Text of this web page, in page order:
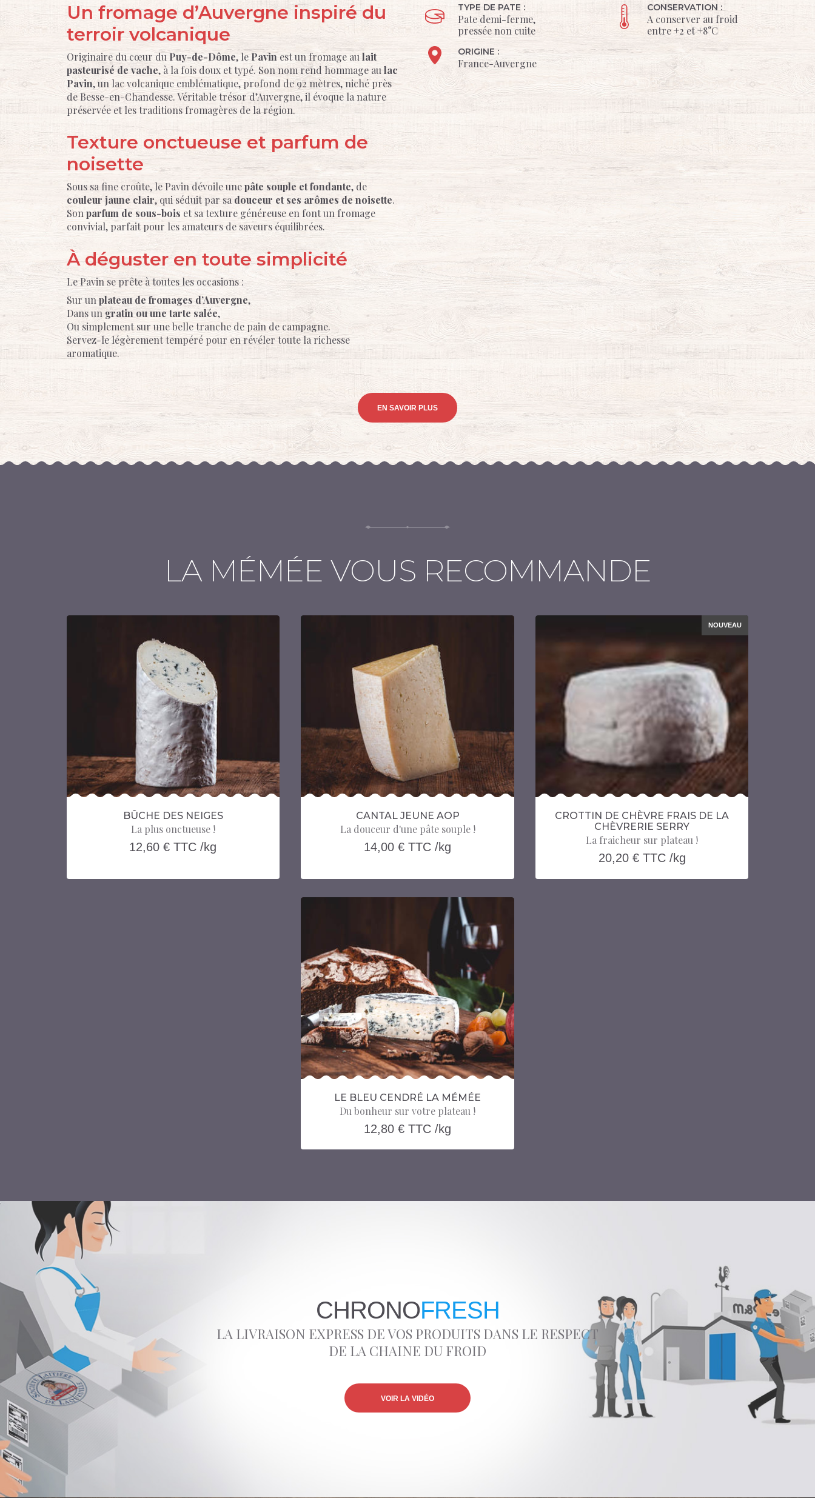
Un fromage d’Auvergne inspiré du
terroir volcanique
Originaire du cœur duPuy-de-Dôme, le Pavinest un fromage au lait
pasteurisé de vache, à la fois doux et typé. Son nom rend hommage au lac
Pavin, un lac volcanique emblématique, profond de 92 mètres, niché près
de Besse-en-Chandesse. Véritable trésor d’Auvergne, il évoque la nature
préservée et les traditions fromagères de la région.
Texture onctueuse et parfum de
noisette
Sous sa fine croûte, le Pavin dévoile unepâte souple et fondante, de
couleur jaune clair, qui séduit par sadouceur et ses arômes de noisette.
Sonparfum de sous-bois et sa texture généreuse en font un fromage
convivial, parfait pour les amateurs de saveurs équilibrées.
À déguster en toute simplicité
Le Pavin se prête à toutes les occasions :
Sur unplateau de fromages d’Auvergne,
Dans un gratin ou une tarte salée,
Ou simplement sur une belle tranche de pain de campagne.
Servez-le légèrement tempéré pour en révéler toute la richesse
aromatique.
TYPE DE PATE :
Pate demi-ferme,
pressée non cuite
CONSERVATION :
A conserver au froid
entre +2 et +8°C
ORIGINE :
France-Auvergne
EN SAVOIR PLUS
LA MÉMÉE VOUS RECOMMANDE
BÛCHE DES NEIGES
La plus onctueuse !
12,60 € TTC /kg
CANTAL JEUNE AOP
La douceur d'une pâte souple !
14,00 € TTC /kg
Choix conditionnement
Quantité :
Prix Total : 3.50 € TTC
AJOUTER AU PANIER
PLUS D'INFORMATIONS
NOUVEAU
CROTTIN DE CHÈVRE FRAIS DE LA
CHÈVRERIE SERRY
La fraicheur sur plateau !
20,20 € TTC /kg
Quantité :
Prix Total : 2.90€ TTC
AJOUTER AU PANIER
PLUS D'INFORMATIONS
LE BLEU CENDRÉ LA MÉMÉE
Du bonheur sur votre plateau !
12,80 € TTC /kg
CHRONOFRESH
LA LIVRAISON EXPRESS DE VOS PRODUITS DANS LE RESPECT
DE LA CHAINE DU FROID
VOIR LA VIDÉO